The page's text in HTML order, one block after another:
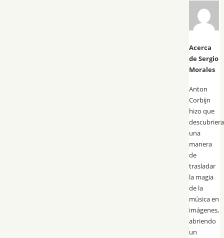
Acerca
de Sergio
Morales
Anton
Corbijn
hizo que
descubriera
una
manera
de
trasladar
la magia
de la
música en
imágenes,
abriendo
un